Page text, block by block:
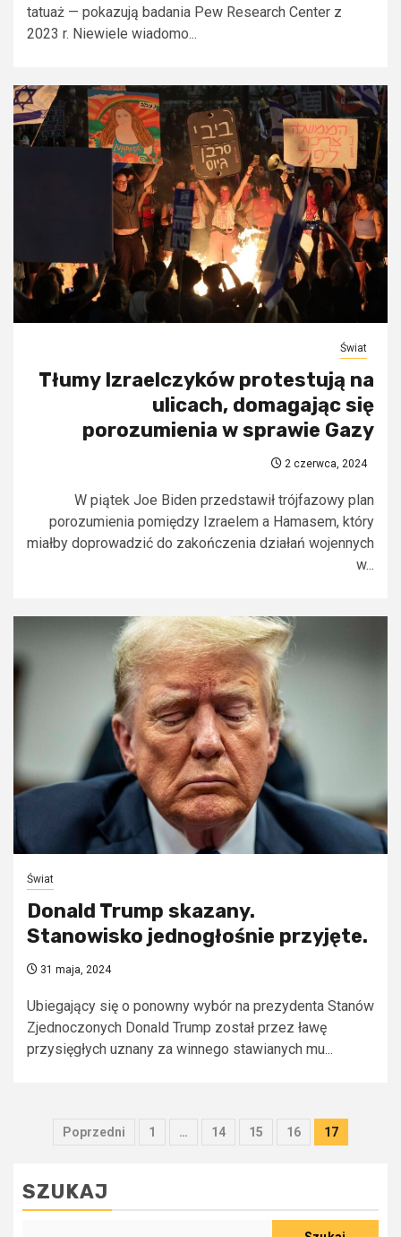
tatuaż — pokazują badania Pew Research Center z
2023 r. Niewiele wiadomo...
Świat
Tłumy Izraelczyków protestują na
ulicach, domagając się
porozumienia w sprawie Gazy
2 czerwca, 2024
W piątek Joe Biden przedstawił trójfazowy plan
porozumienia pomiędzy Izraelem a Hamasem, który
miałby doprowadzić do zakończenia działań wojennych
w...
Świat
Donald Trump skazany.
Stanowisko jednogłośnie przyjęte.
31 maja, 2024
Ubiegający się o ponowny wybór na prezydenta Stanów
Zjednoczonych Donald Trump został przez ławę
przysięgłych uznany za winnego stawianych mu...
Stronicowanie
Poprzedni 1 … 14 15 16 17
SZUKAJ